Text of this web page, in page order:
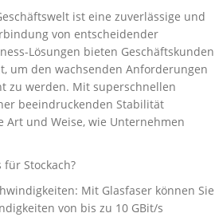
ist eine zuverlässige und
von entscheidender
Lösungen bieten Geschäftskunden
um den wachsenden Anforderungen
zu werden. Mit superschnellen
beeindruckenden Stabilität
Art und Weise, wie Unternehmen
Stockach?
Mit Glasfaser können Sie
von bis zu 10 GBit/s